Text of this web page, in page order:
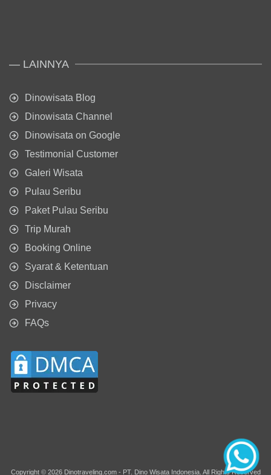
— LAINNYA
Dinowisata Blog
Dinowisata Channel
Dinowisata on Google
Testimonial Customer
Galeri Wisata
Pulau Seribu
Paket Pulau Seribu
Trip Murah
Booking Online
Syarat & Ketentuan
Disclaimer
Privacy
FAQs
Copyright © 2026 Dinotraveling.com - PT. Dino Wisata Indonesia. All Rights Reserved